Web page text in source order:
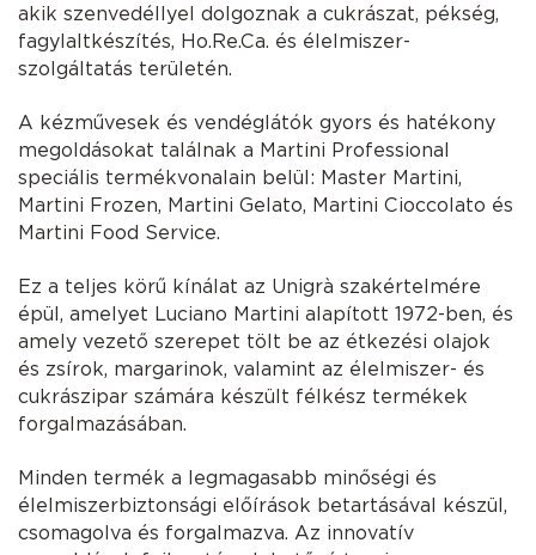
akik szenvedéllyel dolgoznak a cukrászat, pékség,
fagylaltkészítés, Ho.Re.Ca. és élelmiszer-
szolgáltatás területén.
A kézművesek és vendéglátók gyors és hatékony
megoldásokat találnak a Martini Professional
speciális termékvonalain belül: Master Martini,
Martini Frozen, Martini Gelato, Martini Cioccolato és
Martini Food Service.
Ez a teljes körű kínálat az Unigrà szakértelmére
épül, amelyet Luciano Martini alapított 1972-ben, és
amely vezető szerepet tölt be az étkezési olajok
és zsírok, margarinok, valamint az élelmiszer- és
cukrászipar számára készült félkész termékek
forgalmazásában.
Minden termék a legmagasabb minőségi és
élelmiszerbiztonsági előírások betartásával készül,
csomagolva és forgalmazva. Az innovatív